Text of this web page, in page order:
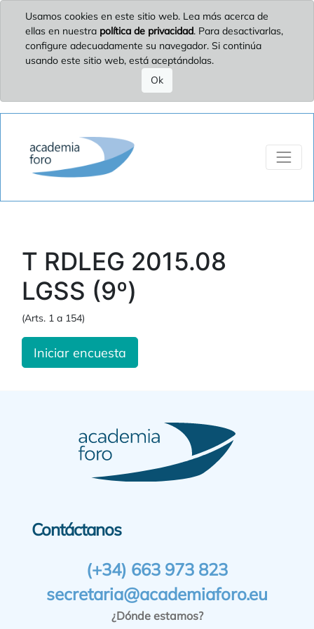
Usamos cookies en este sitio web. Lea más acerca de
ellas en nuestra política de privacidad. Para desactivarlas,
configure adecuadamente su navegador. Si continúa
usando este sitio web, está aceptándolas.
Ok
T RDLEG 2015.08
LGSS (9º)
(Arts. 1 a 154)
Iniciar encuesta
Contáctanos
(+34) 663 973 823
secretaria@academiaforo.eu
¿Dónde estamos?